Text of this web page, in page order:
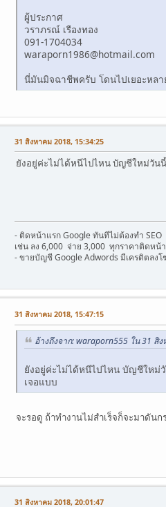
ผู้ประกาศ
วราภรณ์ เรืองทอง
091-1704034
waraporn1986@hotmail.com
นี่มันมิจฉาชีพครับ โดนไปเยอะหล
31 สิงหาคม 2018, 15:34:25
ยังอยู่ค่ะไม่ได้หนีไปไหน บัญชีใหม่วัน
- ติดหน้าแรก Google ทันทีไม่ต้องทำ
เช่น ลง 6,000 จ่าย 3,000 ทุกราคาติดหน้
- ขายบัญชี Google Adwords มีเครดิตล
31 สิงหาคม 2018, 15:47:15
อ้างถึงจาก: waraporn555 ใน 31 สิ
ยังอยู่ค่ะไม่ได้หนีไปไหน บัญชีให
เจอแบบ
จะรอดู ถ้าทำงานไม่สำเร็จก็จะมาดัน
31 สิงหาคม 2018, 20:01:47